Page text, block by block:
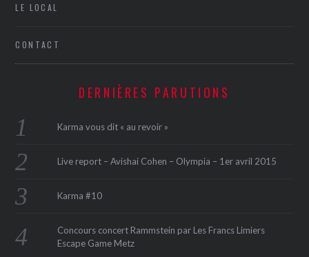
LE LOCAL
CONTACT
DERNIÈRES PARUTIONS
Karma vous dit « au revoir »
Live report – Avishai Cohen – Olympia – 1er avril 2015
Karma #10
Concours concert Rammstein par Les Francs Limiers
Escape Game Metz